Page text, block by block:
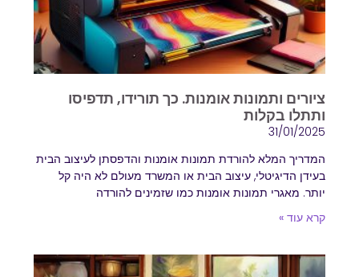
ציורים ותמונות אומנות. כך תורידו, תדפיסו
ותתלו בקלות
31/01/2025
המדריך המלא להורדת תמונות אומנות והדפסתן לעיצוב הבית
בעידן הדיגיטלי, עיצוב הבית או המשרד מעולם לא היה קל
יותר. מאגרי תמונות אומנות כמו שזמינים להורדה
קרא עוד »